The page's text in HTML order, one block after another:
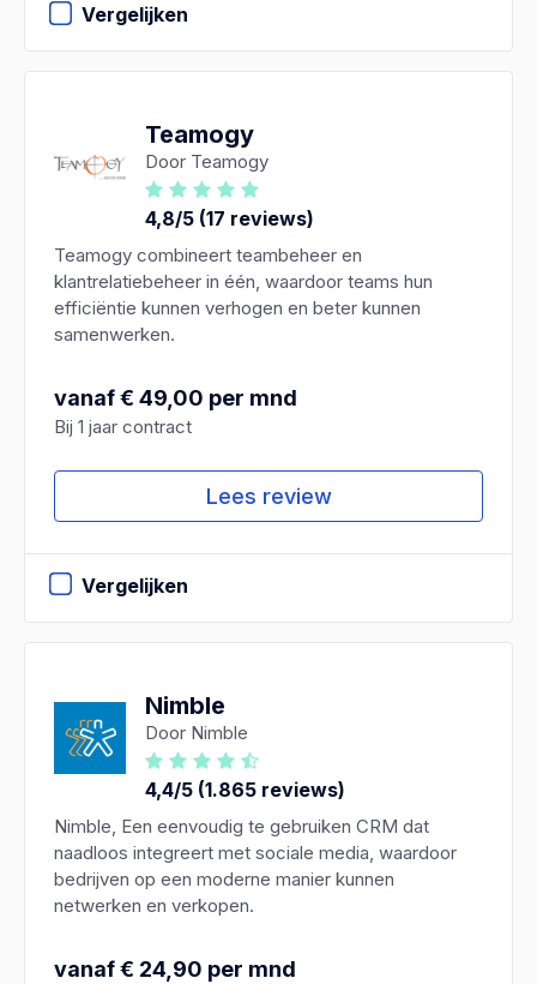
Vergelijken
Teamogy
Door Teamogy
4,8/5 (17 reviews)
Teamogy combineert teambeheer en
klantrelatiebeheer in één, waardoor teams hun
efficiëntie kunnen verhogen en beter kunnen
samenwerken.
vanaf € 49,00 per mnd
Bij 1 jaar contract
Lees review
Vergelijken
Nimble
Door Nimble
4,4/5 (1.865 reviews)
Nimble, Een eenvoudig te gebruiken CRM dat
naadloos integreert met sociale media, waardoor
bedrijven op een moderne manier kunnen
netwerken en verkopen.
vanaf € 24,90 per mnd